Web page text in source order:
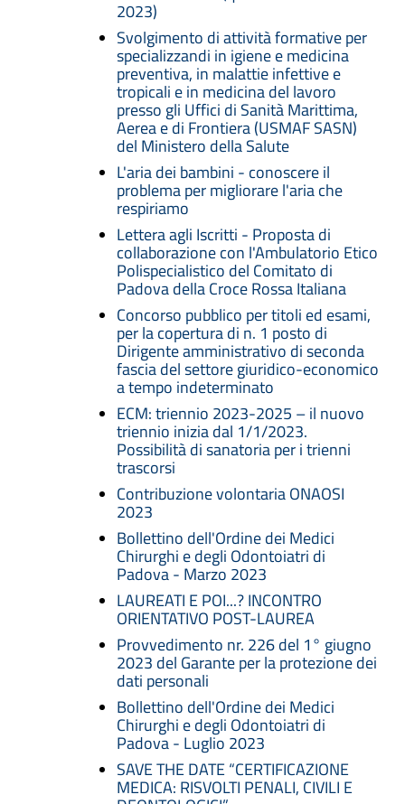
2023)
Svolgimento di attività formative per
specializzandi in igiene e medicina
preventiva, in malattie infettive e
tropicali e in medicina del lavoro
presso gli Uffici di Sanità Marittima,
Aerea e di Frontiera (USMAF SASN)
del Ministero della Salute
L'aria dei bambini - conoscere il
problema per migliorare l'aria che
respiriamo
Lettera agli Iscritti - Proposta di
collaborazione con l'Ambulatorio Etico
Polispecialistico del Comitato di
Padova della Croce Rossa Italiana
Concorso pubblico per titoli ed esami,
per la copertura di n. 1 posto di
Dirigente amministrativo di seconda
fascia del settore giuridico-economico
a tempo indeterminato
ECM: triennio 2023-2025 – il nuovo
triennio inizia dal 1/1/2023.
Possibilità di sanatoria per i trienni
trascorsi
Contribuzione volontaria ONAOSI
2023
Bollettino dell'Ordine dei Medici
Chirurghi e degli Odontoiatri di
Padova - Marzo 2023
LAUREATI E POI...? INCONTRO
ORIENTATIVO POST-LAUREA
Provvedimento nr. 226 del 1° giugno
2023 del Garante per la protezione dei
dati personali
Bollettino dell'Ordine dei Medici
Chirurghi e degli Odontoiatri di
Padova - Luglio 2023
SAVE THE DATE “CERTIFICAZIONE
MEDICA: RISVOLTI PENALI, CIVILI E